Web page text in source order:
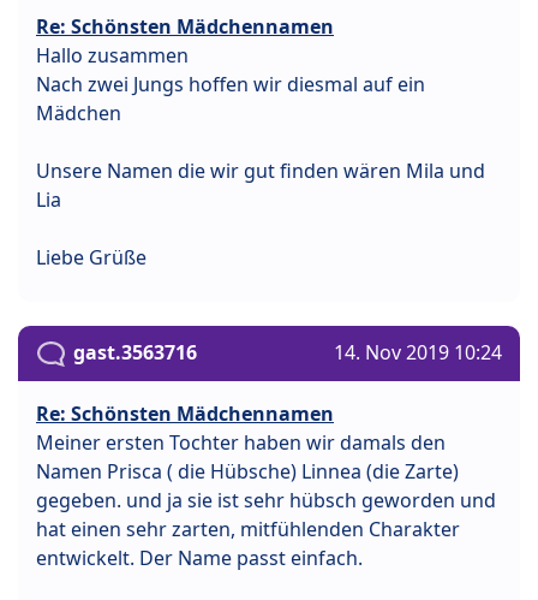
Re: Schönsten Mädchennamen
Hallo zusammen
Nach zwei Jungs hoffen wir diesmal auf ein
Mädchen
Unsere Namen die wir gut finden wären Mila und
Lia
Liebe Grüße
gast.3563716 14. Nov 2019 10:24
Re: Schönsten Mädchennamen
Meiner ersten Tochter haben wir damals den
Namen Prisca ( die Hübsche) Linnea (die Zarte)
gegeben. und ja sie ist sehr hübsch geworden und
hat einen sehr zarten, mitfühlenden Charakter
entwickelt. Der Name passt einfach.